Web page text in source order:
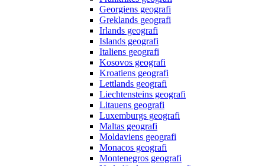
Georgiens geografi
Greklands geografi
Irlands geografi
Islands geografi
Italiens geografi
Kosovos geografi
Kroatiens geografi
Lettlands geografi
Liechtensteins geografi
Litauens geografi
Luxemburgs geografi
Maltas geografi
Moldaviens geografi
Monacos geografi
Montenegros geografi